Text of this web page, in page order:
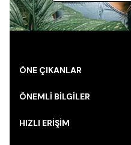
ÖNE ÇIKANLAR
ÖNEMLİ BİLGİLER
HIZLI ERİŞİM